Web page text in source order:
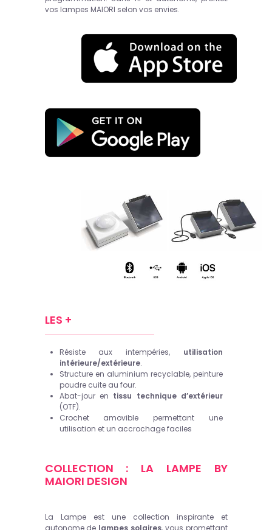
vos lampes MAIORI selon vos envies.
LES +
Résiste aux intempéries, utilisation
intérieure/extérieure.
Structure en aluminium recyclable, peinture
poudre cuite au four.
Abat-jour en tissu technique d’extérieur
(OTF).
Crochet amovible permettant une
utilisation et un accrochage faciles
COLLECTION : LA LAMPE BY
MAIORI DESIGN
La Lampe est une collection inspirante et